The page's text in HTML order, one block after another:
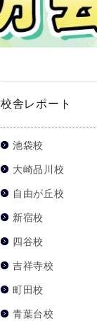
校舎レポート
池袋校
大崎品川校
自由が丘校
新宿校
四谷校
吉祥寺校
町田校
青葉台校